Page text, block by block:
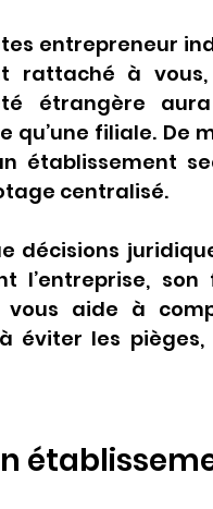
entrepreneur
rattaché à
étrangère
qu’une filiale.
établissement
centralisé.
décisions
l’entreprise,
aide à
éviter les